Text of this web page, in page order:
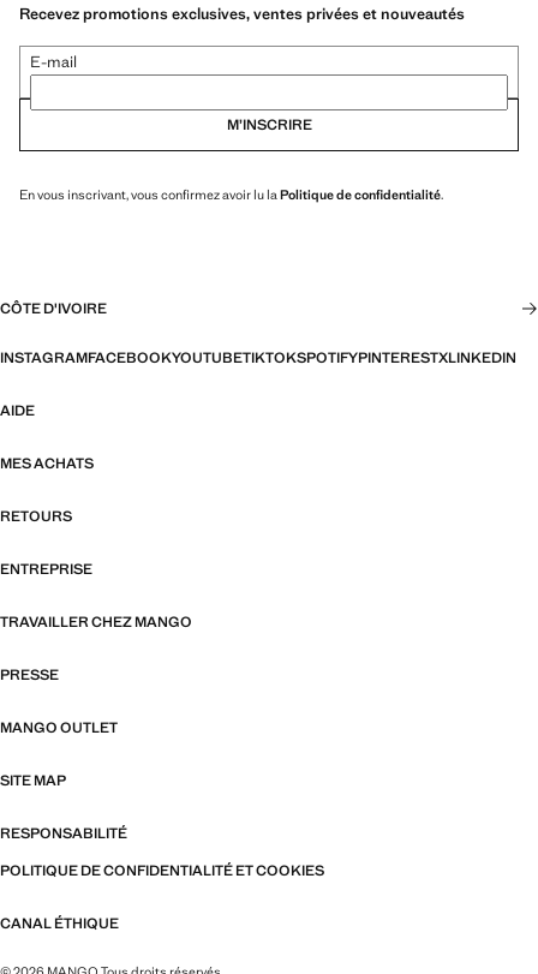
Recevez promotions exclusives, ventes privées et nouveautés
E-mail
M’INSCRIRE
En vous inscrivant, vous confirmez avoir lu la Politique de confidentialité.
CÔTE D'IVOIRE
INSTAGRAMFACEBOOKYOUTUBETIKTOKSPOTIFYPINTERESTXLINKEDIN
AIDE
MES ACHATS
RETOURS
ENTREPRISE
TRAVAILLER CHEZ MANGO
PRESSE
MANGO OUTLET
SITE MAP
RESPONSABILITÉ
POLITIQUE DE CONFIDENTIALITÉ ET COOKIES
CANAL ÉTHIQUE